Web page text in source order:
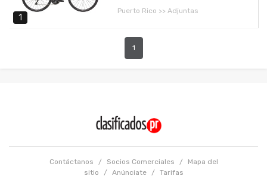
1
Puerto Rico >> Adjuntas
1
Contáctanos / Socios Comerciales /
Mapa del
sitio
/ Anúnciate / Tarifas